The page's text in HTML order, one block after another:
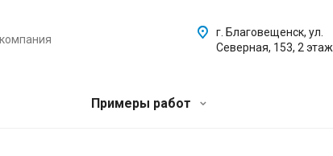
г. Благовещенск, ул.
Северная, 153, 2 этаж
Примеры работ